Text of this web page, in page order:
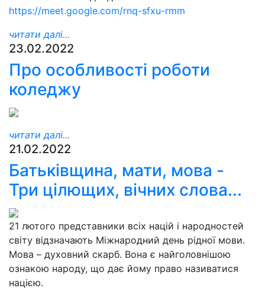
https://meet.google.com/rnq-sfxu-rmm
читати далі...
23.02.2022
Про особливості роботи
коледжу
читати далі...
21.02.2022
Батьківщина, мати, мова -
Три цілющих, вічних слова...
21 лютого представники всіх націй і народностей
світу відзначають Міжнародний день рідної мови.
Мова – духовний скарб. Вона є найголовнішою
ознакою народу, що дає йому право називатися
нацією.